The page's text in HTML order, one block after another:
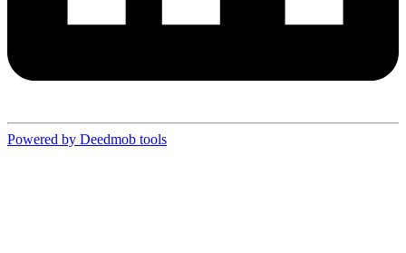
Powered by Deedmob tools